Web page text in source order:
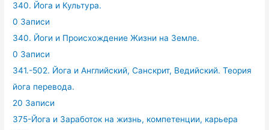
340. Йога и Культура.
0 Записи
340. Йоги и Происхождение Жизни на Земле.
0 Записи
341.-502. Йога и Английский, Санскрит, Ведийский. Теория
йога перевода.
20 Записи
375-Йога и Заработок на жизнь, компетенции, карьера